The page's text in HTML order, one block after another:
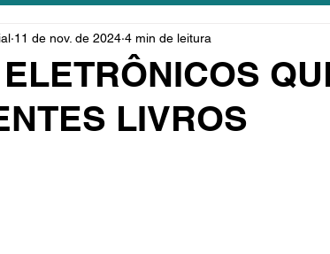
Luciane Monteiro Maitê Malvasi
Freitas Augusto Rossini Paloma Sama
LIVROS
11 de nov. de 2024 4 min de leitura